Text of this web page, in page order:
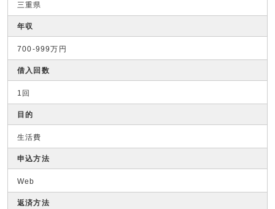
三重県
年収
700-999万円
借入回数
1回
目的
生活費
申込方法
Web
返済方法